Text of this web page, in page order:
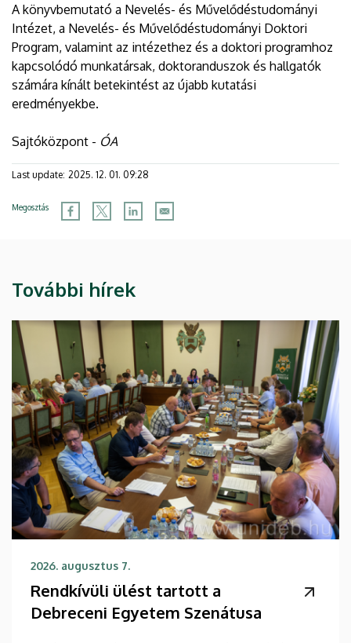
A könyvbemutató a Nevelés- és Művelődéstudományi
Intézet, a Nevelés- és Művelődéstudományi Doktori
Program, valamint az intézethez és a doktori programhoz
kapcsolódó munkatársak, doktoranduszok és hallgatók
számára kínált betekintést az újabb kutatási
eredményekbe.
Sajtóközpont - ÓA
Last update: 2025. 12. 01. 09:28
Megosztás
További hírek
2026. augusztus 7.
Rendkívüli ülést tartott a
Debreceni Egyetem Szenátusa